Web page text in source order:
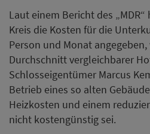
Laut einem Bericht des
Kreis die Kosten für die
Person und Monat
Durchschnitt vergleichbarer
Schlosseigentümer Marcus
Betrieb eines so alten
Heizkosten und einem
nicht kostengünstig sei.